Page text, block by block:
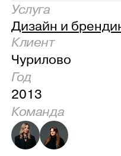
Услуга
Дизайн и
Клиент
Чурилово
Год
2013
Команда